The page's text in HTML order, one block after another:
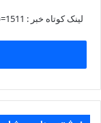
ناراضی وپردرد
تناسب قیمت
برگشت وحتی کسی
لینک کوتاه خبر :